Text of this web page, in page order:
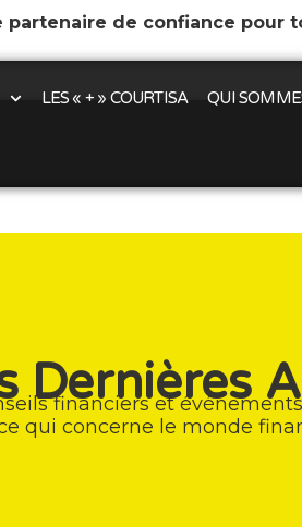
partenaire de confiance pour
LES « + » COURTISA QUI
Dernières
financiers et
qui concerne le monde